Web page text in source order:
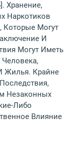
Хранение,
Наркотиков
Которые Могут
И
Могут Иметь
Жилья. Крайне
Незаконных
Либо
Влияние